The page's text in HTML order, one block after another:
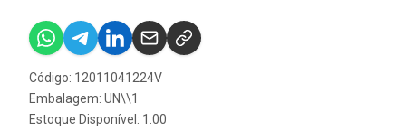
Código: 12011041224V
Embalagem: UN\\1
Estoque Disponível: 1.00